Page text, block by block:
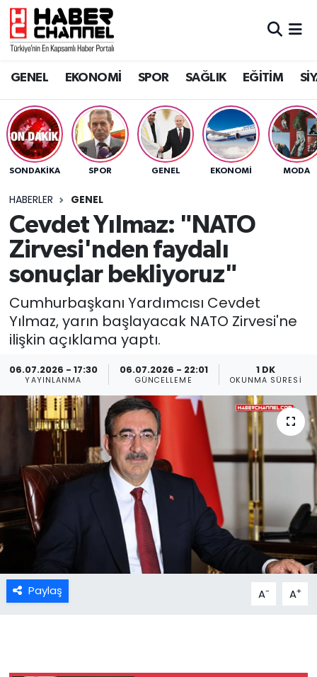
GENEL EKONOMİ SPOR SAĞLIK EĞİTİM
SONDAKIKA SPOR GENEL EKONOMİ MODA
HABERLER GENEL
Cevdet Yılmaz: "NATO
Zirvesi'nden faydalı
sonuçlar bekliyoruz"
Cumhurbaşkanı Yardımcısı Cevdet
Yılmaz, yarın başlayacak NATO Zirvesi'ne
ilişkin açıklama yaptı.
06.07.2026 - 17:30
YAYINLANMA
06.07.2026 - 22:01
GÜNCELLEME
1 DK
OKUNMA SÜRESI
Paylaş A- A+
GENEL
SPOR
SAĞLIK
EĞİTİM
SİYASET
MAGAZİN
Nöbetçi Eczaneler
Trafik Durumu
Süper Lig Puan Durumu ve Fikstür
Tüm Manşetler
Son Dakika Haberleri
Haber Arşivi